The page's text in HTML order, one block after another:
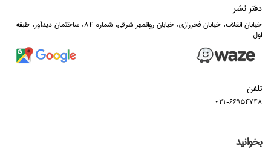
دفتر نشر
خيابان انقلاب، خيابان فخررازي، خيابان روانمهر شرقي، شماره 84، ساختمان ديدآور، طبقه
اول
تلفن
021-66954748
بخوانید